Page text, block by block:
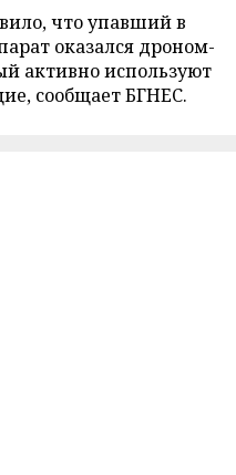
что упавший в
оказался дроном-
активно используют
сообщает БГНЕС.